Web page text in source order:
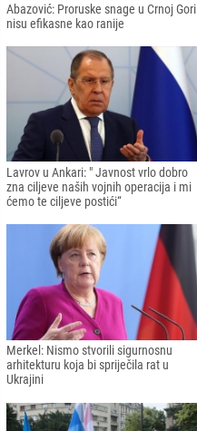
Abazović: Proruske snage u Crnoj Gori
nisu efikasne kao ranije
Lavrov u Ankari: " Javnost vrlo dobro
zna ciljeve naših vojnih operacija i mi
ćemo te ciljeve postići“
Merkel: Nismo stvorili sigurnosnu
arhitekturu koja bi spriječila rat u
Ukrajini